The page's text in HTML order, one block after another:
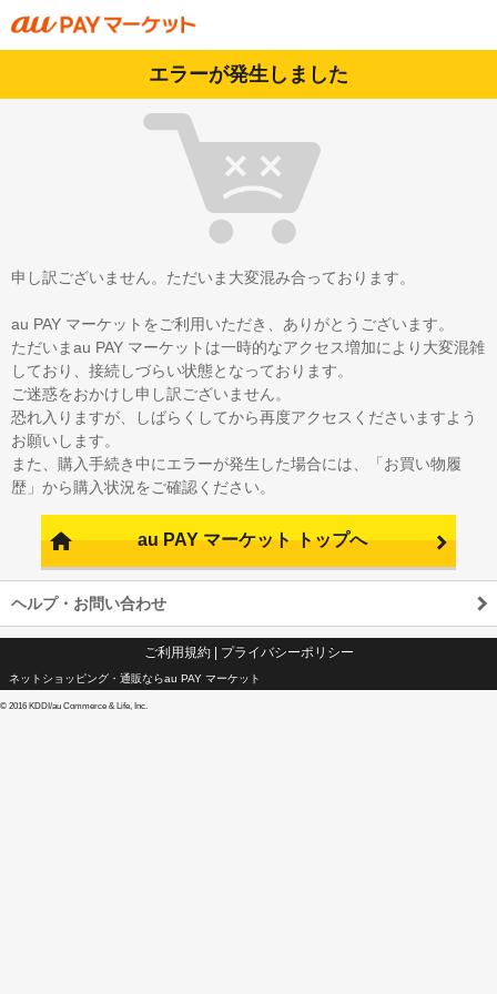
エラーが発生しました
申し訳ございません。ただいま大変混み合っております。
au PAY マーケットをご利用いただき、ありがとうございます。
ただいまau PAY マーケットは一時的なアクセス増加により大変混雑
しており、接続しづらい状態となっております。
ご迷惑をおかけし申し訳ございません。
恐れ入りますが、しばらくしてから再度アクセスくださいますよう
お願いします。
また、購入手続き中にエラーが発生した場合には、「お買い物履
歴」から購入状況をご確認ください。
au PAY マーケット トップへ
ヘルプ・お問い合わせ
ご利用規約| プライバシーポリシー
ネットショッピング・通販ならau PAY マーケット
© 2016 KDDI/au Commerce & Life, Inc.